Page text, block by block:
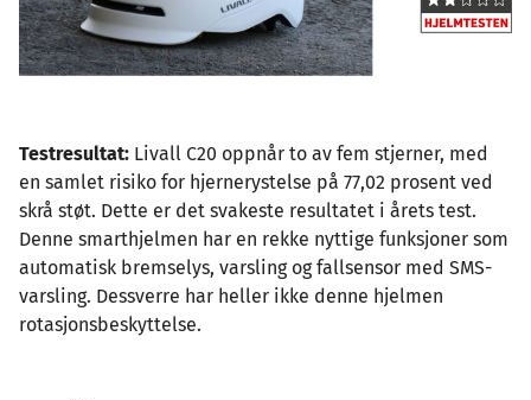
Testresultat: Livall C20 oppnår to av fem stjerner, med
en samlet risiko for hjernerystelse på 77,02 prosent ved
skrå støt. Dette er det svakeste resultatet i årets test.
Denne smarthjelmen har en rekke nyttige funksjoner som
automatisk bremselys, varsling og fallsensor med SMS-
varsling. Dessverre har heller ikke denne hjelmen
rotasjonsbeskyttelse.